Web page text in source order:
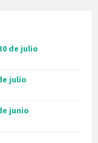
de julio
julio
junio